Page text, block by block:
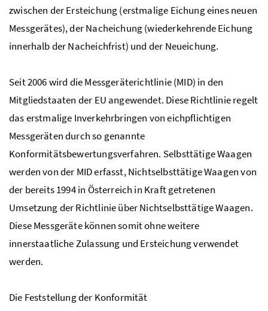
zwischen der Ersteichung (erstmalige Eichung eines neuen
Messgerätes), der Nacheichung (wiederkehrende Eichung
innerhalb der Nacheichfrist) und der Neueichung.
Seit 2006 wird die Messgeräterichtlinie (MID) in den
Mitgliedstaaten der EU angewendet. Diese Richtlinie regelt
das erstmalige Inverkehrbringen von eichpflichtigen
Messgeräten durch so genannte
Konformitätsbewertungsverfahren. Selbsttätige Waagen
werden von der MID erfasst, Nichtselbsttätige Waagen von
der bereits 1994 in Österreich in Kraft getretenen
Umsetzung der Richtlinie über Nichtselbsttätige Waagen.
Diese Messgeräte können somit ohne weitere
innerstaatliche Zulassung und Ersteichung verwendet
werden.
Die Feststellung der Konformität